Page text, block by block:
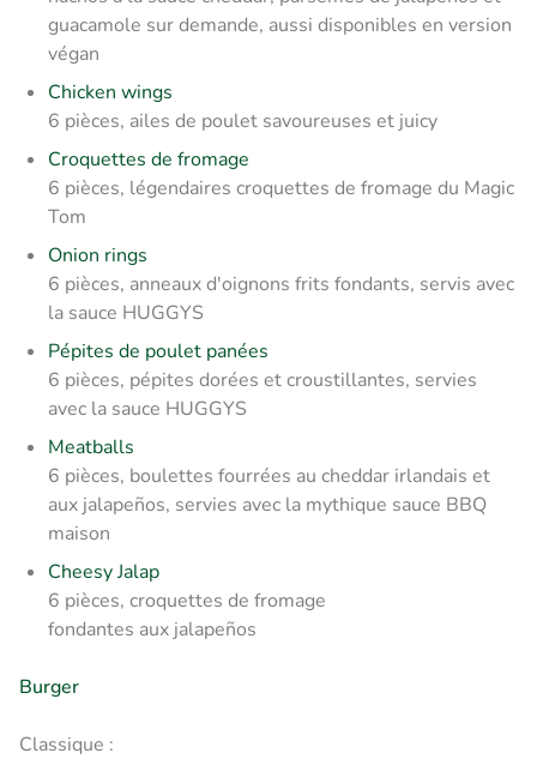
guacamole sur demande, aussi disponibles en version
végan
Chicken wings
6 pièces, ailes de poulet savoureuses et juicy
Croquettes de fromage
6 pièces, légendaires croquettes de fromage du Magic
Tom
Onion rings
6 pièces, anneaux d'oignons frits fondants, servis avec
la sauce HUGGYS
Pépites de poulet panées
6 pièces, pépites dorées et croustillantes, servies
avec la sauce HUGGYS
Meatballs
6 pièces, boulettes fourrées au cheddar irlandais et
aux jalapeños, servies avec la mythique sauce BBQ
maison
Cheesy Jalap
6 pièces, croquettes de fromage
fondantes aux jalapeños
Burger
Classique :